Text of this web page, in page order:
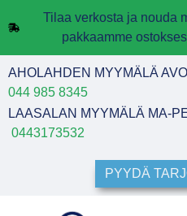
Tilaa verkosta ja nouda
pakkaamme
AHOLAHDEN MYYMÄLÄ
044 985 8345
LAASALAN MYYMÄLÄ MA-
0443173532
PYYDÄ